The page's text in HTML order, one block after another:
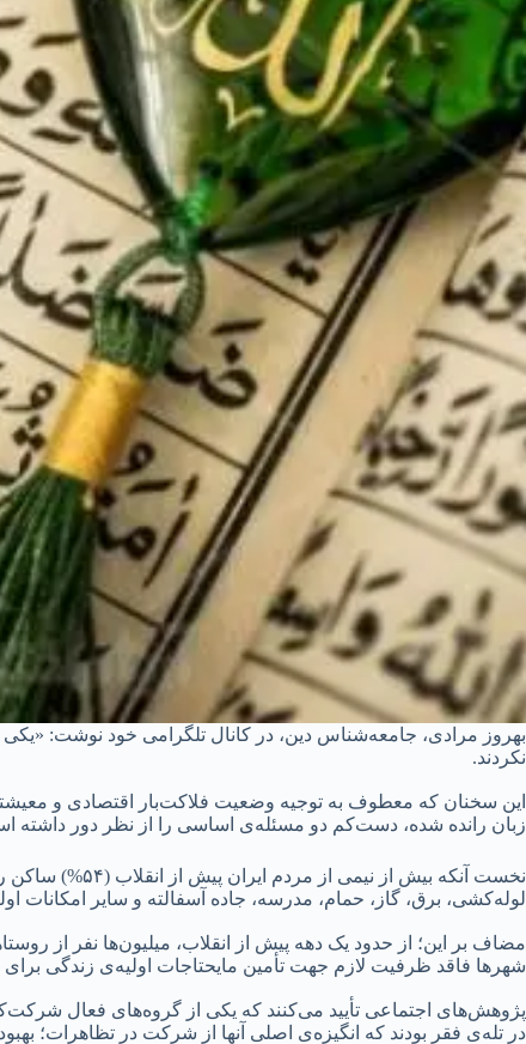
بهروز مرادی، جامعه‌شناس دین، در کانال تلگرامی خود نوشت:
نکردند.
این سخنان که معطوف به توجیه وضعیت فلاکت‌بار اقتصادی و
زبان رانده شده، دست‌کم دو مسئله‌ی اساسی را از نظر دور داشته
نخست آنکه بیش
لوله‌کشی، برق، گاز، حمام، مدرسه، جاده آسفالته و سایر امکانات
مضاف بر این؛ از حدود یک دهه پیش از انقلاب، میلیون‌ها نفر از
شهرها فاقد ظرفیت لازم جهت تأمین مایحتاجات اولیه‌ی زندگی
پژوهش‌های اجتماعی تأیید می‌کنند که یکی از گروه‌های فعال
در تله‌ی فقر بودند که انگیزه‌ی اصلی آنها از شرکت در تظاهرات؛